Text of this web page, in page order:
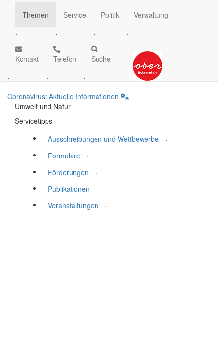
Themen
.
Service
.
Politik
.
Verwaltung
.
Kontakt
.
Telefon
.
Suche
.
Coronavirus: Aktuelle Informationen
Umwelt und Natur
Servicetipps
Ausschreibungen und Wettbewerbe
.
Formulare
.
Förderungen
.
Publikationen
.
Veranstaltungen
.